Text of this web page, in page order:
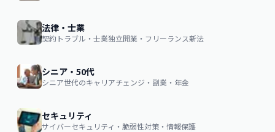
法律・士業
契約トラブル・士業独立開業・フリーランス新法
シニア・50代
シニア世代のキャリアチェンジ・副業・年金
セキュリティ
サイバーセキュリティ・脆弱性対策・情報保護